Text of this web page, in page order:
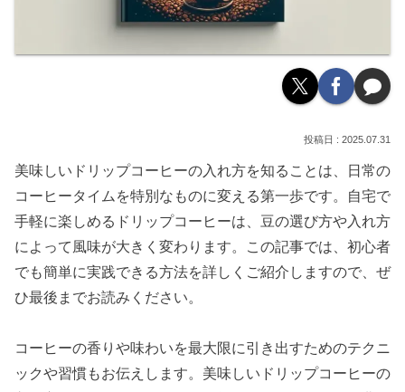
2025.07.31
美味しいドリップコーヒーの入れ方を知ることは、日常の
コーヒータイムを特別なものに変える第一歩です。自宅で
手軽に楽しめるドリップコーヒーは、豆の選び方や入れ方
によって風味が大きく変わります。この記事では、初心者
でも簡単に実践できる方法を詳しくご紹介しますので、ぜ
ひ最後までお読みください。
コーヒーの香りや味わいを最大限に引き出すためのテクニ
ックや習慣もお伝えします。美味しいドリップコーヒーの